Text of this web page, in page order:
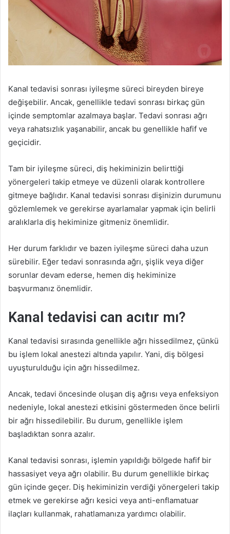
Kanal tedavisi sonrası iyileşme süreci bireyden bireye
değişebilir. Ancak, genellikle tedavi sonrası birkaç gün
içinde semptomlar azalmaya başlar. Tedavi sonrası ağrı
veya rahatsızlık yaşanabilir, ancak bu genellikle hafif ve
geçicidir.
Tam bir iyileşme süreci, diş hekiminizin belirttiği
yönergeleri takip etmeye ve düzenli olarak kontrollere
gitmeye bağlıdır. Kanal tedavisi sonrası dişinizin durumunu
gözlemlemek ve gerekirse ayarlamalar yapmak için belirli
aralıklarla diş hekiminize gitmeniz önemlidir.
Her durum farklıdır ve bazen iyileşme süreci daha uzun
sürebilir. Eğer tedavi sonrasında ağrı, şişlik veya diğer
sorunlar devam ederse, hemen diş hekiminize
başvurmanız önemlidir.
Kanal tedavisi can acıtır mı?
Kanal tedavisi sırasında genellikle ağrı hissedilmez, çünkü
bu işlem lokal anestezi altında yapılır. Yani, diş bölgesi
uyuşturulduğu için ağrı hissedilmez.
Ancak, tedavi öncesinde oluşan diş ağrısı veya enfeksiyon
nedeniyle, lokal anestezi etkisini göstermeden önce belirli
bir ağrı hissedilebilir. Bu durum, genellikle işlem
başladıktan sonra azalır.
Kanal tedavisi sonrası, işlemin yapıldığı bölgede hafif bir
hassasiyet veya ağrı olabilir. Bu durum genellikle birkaç
gün içinde geçer. Diş hekiminizin verdiği yönergeleri takip
etmek ve gerekirse ağrı kesici veya anti-enflamatuar
ilaçları kullanmak, rahatlamanıza yardımcı olabilir.